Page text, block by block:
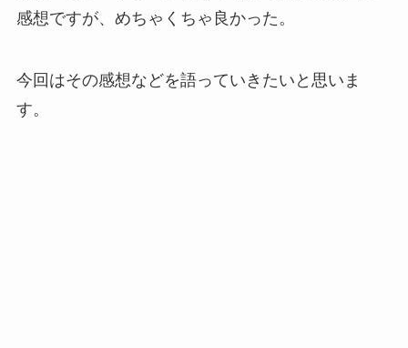
感想ですが、めちゃくちゃ良かった。
今回はその感想などを語っていきたいと思いま
す。